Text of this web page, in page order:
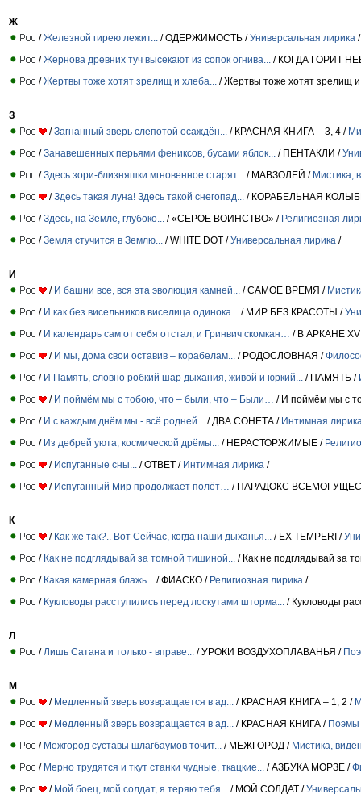
Ж
/Железной гирею лежит... / ОДЕРЖИМОСТЬ /Универсальная лирика /
/Жернова древних туч высекают из сопок огнива...
/ КОГДА ГОРИТ
/Жертвы тоже хотят зрелищ и хлеба... / Жертвы тоже хотят зрелищ
З
/Загнанный зверь слепотой осаждён... / КРАСНАЯ КНИГА – 3, 4 /
/Занавешенных перьями фениксов, бусами яблок... / ПЕНТАКЛИ /
/Здесь зори-близняшки мгновенное старят... / МАВЗОЛЕЙ / Мистика,
/Здесь такая луна! Здесь такой снегопад...
/ КОРАБЕЛЬНАЯ
/Здесь, на Земле, глубоко... / «СЕРОЕ ВОИНСТВО» / Религиозная
/Земля стучится в Землю... / WHITE DOT /Универсальная лирика /
И
/ И башни все, вся эта эволюция камней... / САМОЕ ВРЕМЯ /
/ И как без висельников виселица одинока... / МИР БЕЗ КРАСОТЫ /
/ И календарь сам от себя отстал, и Гринвич скомкан…
/ В АРКАНЕ
/ И мы, дома свои оставив – корабелам... / РОДОСЛОВНАЯ /
/ И Память, словно робкий шар дыхания, живой и юркий... / ПАМЯТЬ /
/ И поймём мы с тобою, что – были, что – Были…
/ И поймём мы с
/ И с каждым днём мы - всё родней... / ДВА СОНЕТА / Интимная
/ Из дебрей уюта, космической дрёмы... / НЕРАСТОРЖИМЫЕ /
/ Испуганные сны... / ОТВЕТ / Интимная лирика /
/ Испуганный Мир продолжает полёт… / ПАРАДОКС
К
/ Как же так?.. Вот Сейчас, когда наши дыханья... / EX TEMPERI /
/ Как не подглядывай за томной тишиной...
/ Как не подглядывай за
/ Какая камерная блажь... / ФИАСКО / Религиозная лирика /
/ Кукловоды расступились перед лоскутами шторма... / Кукловоды
Л
/ Лишь Сатана и только - вправе... / УРОКИ ВОЗДУХОПЛАВАНЬЯ /
М
/ Медленный зверь возвращается в ад... / КРАСНАЯ КНИГА – 1, 2 /
/ Медленный зверь возвращается в ад... / КРАСНАЯ КНИГА / Поэмы
/ Межгород суставы шлагбаумов точит... / МЕЖГОРОД / Мистика,
/ Мерно трудятся и ткут станки чудные, ткацкие... / АЗБУКА МОРЗЕ /
/ Мой боец, мой солдат, я теряю тебя... / МОЙ СОЛДАТ /